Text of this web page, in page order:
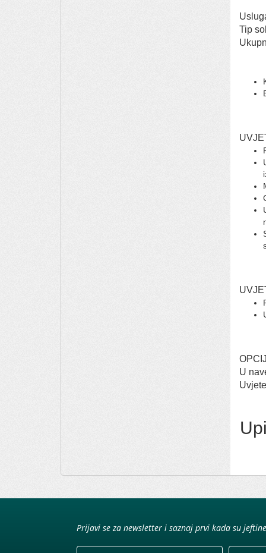
Tip
U
Prijavi se za newsletter i saznaj prvi kada su